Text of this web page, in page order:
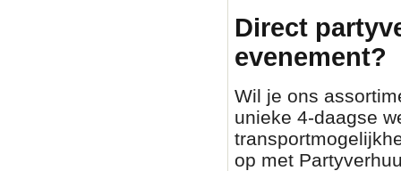
Direct
evenement?
Wil je ons
unieke 4-daagse
op met